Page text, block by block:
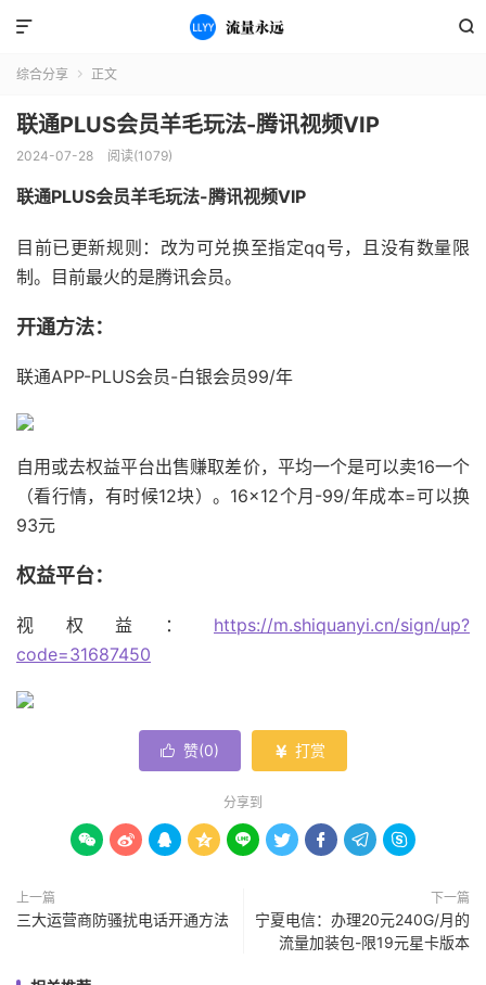


综合分享  正文
联通PLUS会员羊毛玩法-腾讯视频VIP
2024-07-28 阅读(1079)
联通PLUS会员羊毛玩法-腾讯视频VIP
目前已更新规则：改为可兑换至指定qq号，且没有数量限
制。目前最火的是腾讯会员。
开通方法：
联通APP-PLUS会员-白银会员99/年
自用或去权益平台出售赚取差价，平均一个是可以卖16一个
（看行情，有时候12块）。16×12个月-99/年成本=可以换
93元
权益平台：
视权益： https://m.shiquanyi.cn/sign/up?
code=31687450
 赞(0)  打赏
分享到
        
上一篇
三大运营商防骚扰电话开通方法
下一篇
宁夏电信：办理20元240G/月的
流量加装包-限19元星卡版本